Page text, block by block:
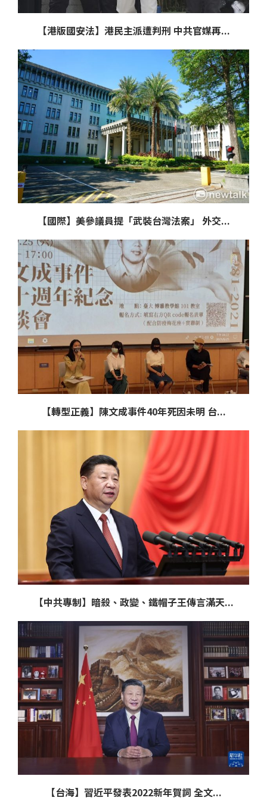
【港版國安法】港民主派遭判刑 中共官媒再...
【國際】美參議員提「武裝台灣法案」 外交...
【轉型正義】陳文成事件40年死因未明 台...
【中共專制】暗殺、政變、鐵帽子王傳言滿天...
【台海】習近平發表2022新年賀詞 全文...